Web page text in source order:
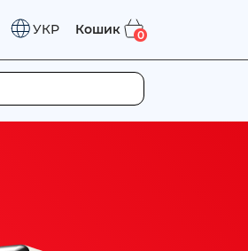
УКР Кошик 0